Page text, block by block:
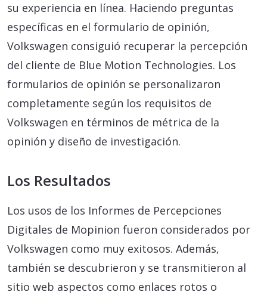
su experiencia en línea. Haciendo preguntas
específicas en el formulario de opinión,
Volkswagen consiguió recuperar la percepción
del cliente de Blue Motion Technologies. Los
formularios de opinión se personalizaron
completamente según los requisitos de
Volkswagen en términos de métrica de la
opinión y diseño de investigación.
Los Resultados
Los usos de los Informes de Percepciones
Digitales de Mopinion fueron considerados por
Volkswagen como muy exitosos. Además,
también se descubrieron y se transmitieron al
sitio web aspectos como enlaces rotos o